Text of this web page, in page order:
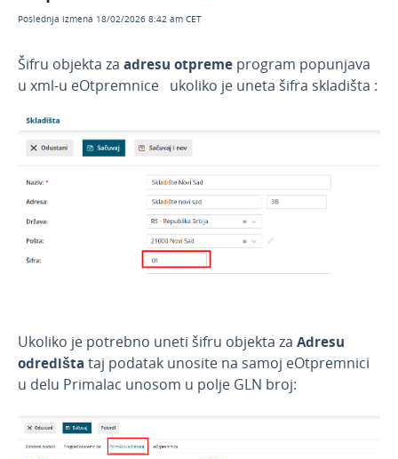
Najčešći primeri u zalihama koje se vode po
prosečnoj nabavnoj vrednosti
Najčešća pitanja o zalihama koje se vode po
Zalihe - po prosečnim nabavnim
vrednostima i zalihe koje se vode po
prodajnoj vrednosti sa PDV-om
Prijem na zalihe od poljoprivrednika
Proizvodnja u veleprodaji
Povezivanje sa sistemom eOtpremnica i
formiranje eOtpremnice na zalihama
Unos podataka na podešavanju skladišta za
potrebe e-otpremnica
Poslednja izmena 18/02/2026 8:42 am CET
Šifru objekta za adresu otpreme program popunjava
u xml-u eOtpremnice ukoliko je uneta šifra skladišta :
Ukoliko je potrebno uneti šifru objekta za Adresu
odredišta taj podatak unosite na samoj eOtpremnici
u delu Primalac unosom u polje GLN broj: